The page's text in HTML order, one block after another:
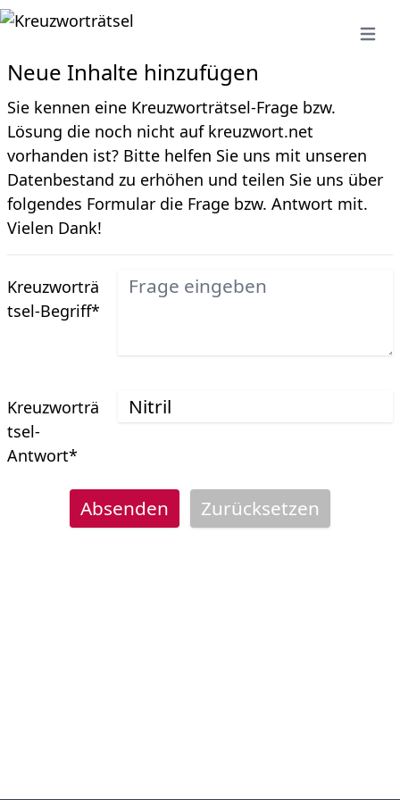
Open
Neue Inhalte hinzufügen
Sie kennen eine Kreuzworträtsel-Frage bzw.
Lösung die noch nicht auf kreuzwort.net
vorhanden ist? Bitte helfen Sie uns mit unseren
Datenbestand zu erhöhen und teilen Sie uns über
folgendes Formular die Frage bzw. Antwort mit.
Vielen Dank!
Kreuzworträ
tsel-Begriff*
Kreuzworträ
tsel-
Antwort*
Absenden Zurücksetzen